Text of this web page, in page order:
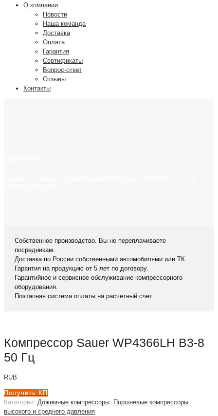
О компании
Новости
Наша команда
Доставка
Оплата
Гарантия
Сертификаты
Вопрос-ответ
Отзывы
Контакты
Собственное производство. Вы не переплачиваете
посредникам.
Доставка по России собственными автомобилями или ТК.
Гарантия на продукцию от 5 лет по договору.
Гарантийное и сервисное обслуживание компрессорного
оборудования.
Поэтапная система оплаты на расчетный счет.
Компрессор Sauer WP4366LH B3-8
50 Гц
RUB
Получить КП
Категории: Дожимные компрессоры Поршневые компрессоры
высокого и среднего давления